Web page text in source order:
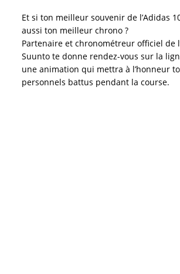
Et si ton meilleur souvenir de l’Adidas
aussi ton meilleur chrono ?
Partenaire et chronométreur officiel de
Suunto te donne rendez-vous sur la
une animation qui mettra à l’honneur
personnels battus pendant la course.